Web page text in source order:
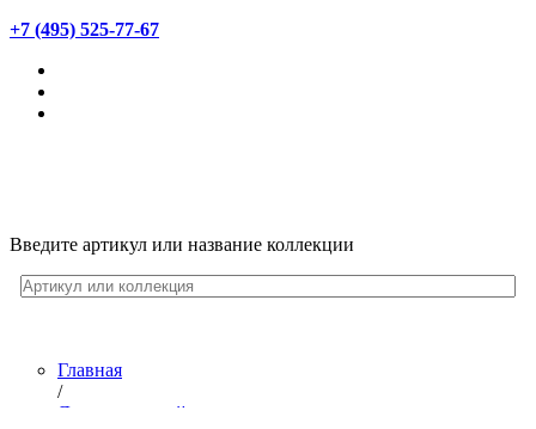
+7 (495) 525-77-67
Введите артикул или название коллекции
Главная
/
Лента новостей